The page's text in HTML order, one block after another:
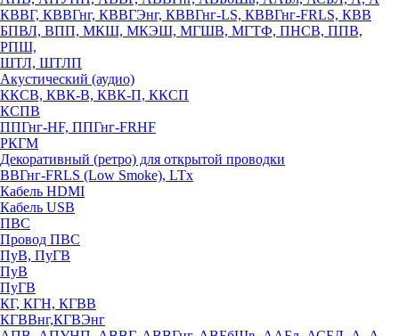
КВВГ, КВВГнг, КВВГЭнг, КВВГнг-LS, КВВГнг-FRLS, КВВ
БПВЛ, ВПП, МКШ, МКЭШ, МГШВ, МГТФ, ПНСВ, ППВ,
РПШ,
ШТЛ, ШТЛП
Акустический (аудио)
ККСВ, КВК-В, КВК-П, ККСП
КСПВ
ППГнг-HF, ППГнг-FRHF
РКГМ
Декоративный (ретро) для открытой проводки
ВВГнг-FRLS (Low Smoke), LTx
Кабель HDMI
Кабель USB
ПВС
Провод ПВС
ПуВ, ПуГВ
ПуВ
ПуГВ
КГ, КГН, КГВВ
КГВВнг,КГВЭнг